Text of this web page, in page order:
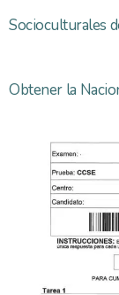
Socioculturales
Obtener la